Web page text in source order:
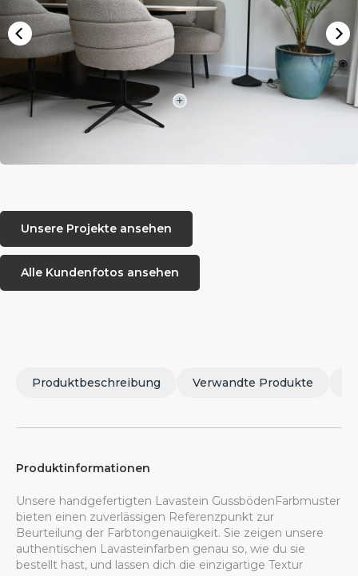
Unsere Projekte ansehen
Alle Kundenfotos ansehen
Produktbeschreibung Verwandte Produkte
Produktinformationen
Unsere handgefertigten Lavastein GussbödenFarbmuster
bieten einen zuverlässigen Referenzpunkt zur
Beurteilung der Farbtongenauigkeit. Sie zeigen unsere
authentischen Lavasteinfarben genau so, wie du sie
bestellt hast, und lassen dich die einzigartige Textur